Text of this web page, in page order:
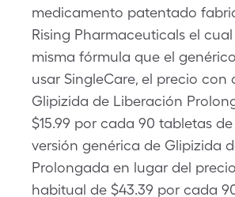
medicamento patentado
Rising Pharmaceuticals el
misma fórmula que el
usar SingleCare, el precio con
Glipizida de Liberación
$15.99 por cada 90 tabletas
versión genérica de Glipizida
Prolongada en lugar del
habitual de $43.39 por cada